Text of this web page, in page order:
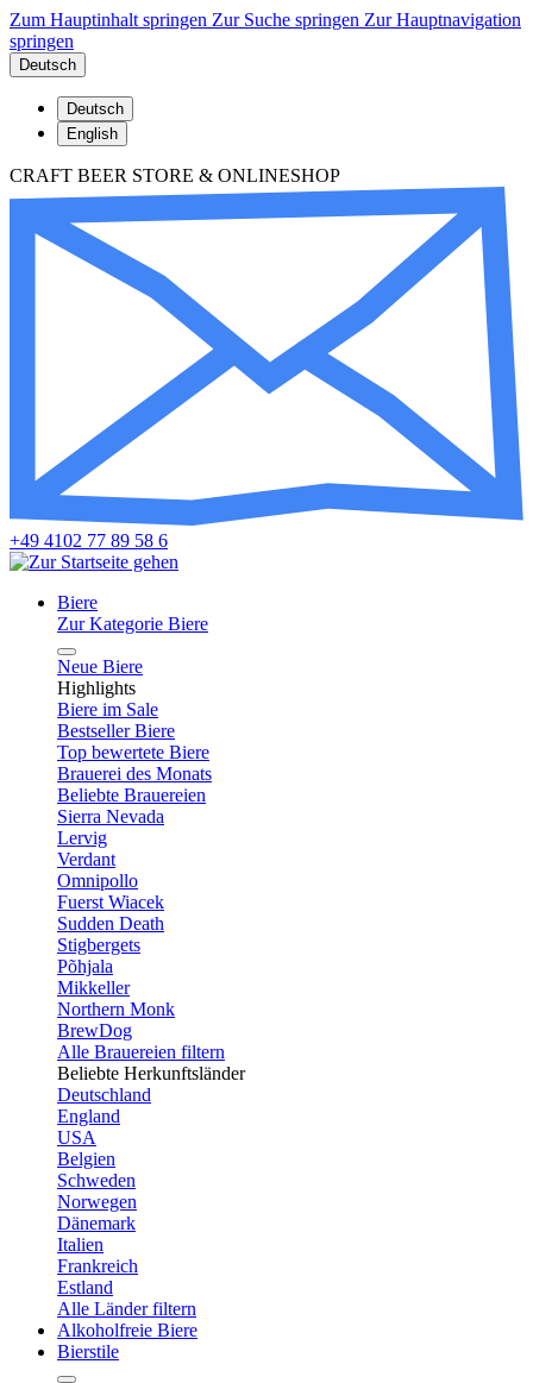
Zum Hauptinhalt springen Zur Suche springen Zur Hauptnavigation
springen
Deutsch
Deutsch
English
CRAFT BEER STORE & ONLINESHOP
+49 4102 77 89 58 6
Biere
Zur Kategorie Biere
Neue Biere
Highlights
Biere im Sale
Bestseller Biere
Top bewertete Biere
Brauerei des Monats
Beliebte Brauereien
Sierra Nevada
Lervig
Verdant
Omnipollo
Fuerst Wiacek
Sudden Death
Stigbergets
Põhjala
Mikkeller
Northern Monk
BrewDog
Alle Brauereien filtern
Beliebte Herkunftsländer
Deutschland
England
USA
Belgien
Schweden
Norwegen
Dänemark
Italien
Frankreich
Estland
Alle Länder filtern
Alkoholfreie Biere
Bierstile